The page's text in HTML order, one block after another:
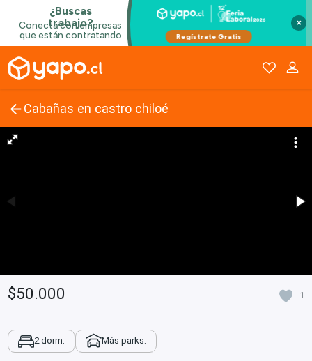
×
Cabañas en castro chiloé
$50.000 1
2 dorm. Más parks.